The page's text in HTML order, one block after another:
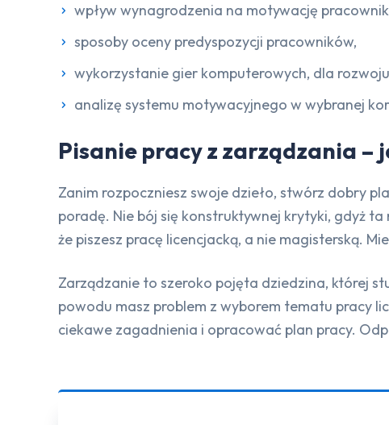
wpływ wynagrodzenia na motywację
sposoby oceny predyspozycji pracowników,
wykorzystanie gier komputerowych, dla
analizę systemu motywacyjnego w wybranej
Pisanie pracy z zarządzania –
Zanim rozpoczniesz swoje dzieło, stwórz dobry
poradę. Nie bój się konstruktywnej krytyki, gdyż
że piszesz pracę licencjacką, a nie magisterską.
Zarządzanie to szeroko pojęta dziedzina, której
powodu masz problem z wyborem tematu pracy
ciekawe zagadnienia i opracować plan pracy.